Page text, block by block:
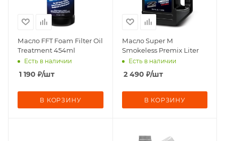
Масло FFT Foam Filter Oil
Treatment 454ml
Есть в наличии
1 190 ₽/шт
В КОРЗИНУ
Масло Super M
Smokeless Premix Liter
Есть в наличии
2 490 ₽/шт
В КОРЗИНУ